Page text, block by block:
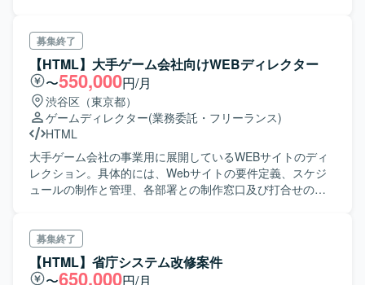
募集終了
【HTML】大手ゲーム会社向けWEBディレクター
〜550,000円/月
渋谷区（東京都）
ゲームディレクター(業務委託・フリーランス)
HTML
大手ゲーム会社の事業用に展開しているWEBサイトのディ
レクション。具体的には、Webサイトの要件定義、スケジ
ュールの制作と管理、各部署との制作窓口及び打合せのフ
募集終了
【HTML】省庁システム改修案件
〜650,000円/月